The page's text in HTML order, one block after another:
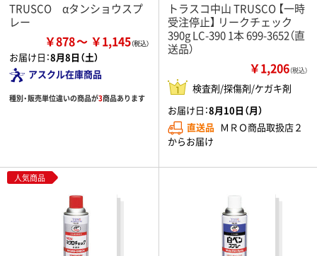
TRUSCO αタンショウスプ
レー
￥878 ￥1,145
お届け日：8月8日（土）
アスクル在庫商品
種別・販売単位違いの商品が3商品あります
トラスコ中山 TRUSCO 【一時
受注停止】 リークチェック
390g LC-390 1本 699-3652（直
送品）
￥1,206（税込）
検査剤/探傷剤/ケガキ剤
お届け日：8月10日（月）
直送品 ＭＲＯ商品取扱店２
からお届け
人気商品